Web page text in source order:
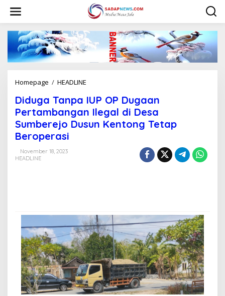
w
Homepage / HEADLINE
d
u
g
a
P
D
u
g
a
a
n
P
e
Diduga Tanpa IUP OP Dugaan
Pertambangan Ilegal di Desa
Sumberejo Dusun Kentong Tetap
Beroperasi
November 18, 2023
HEADLINE